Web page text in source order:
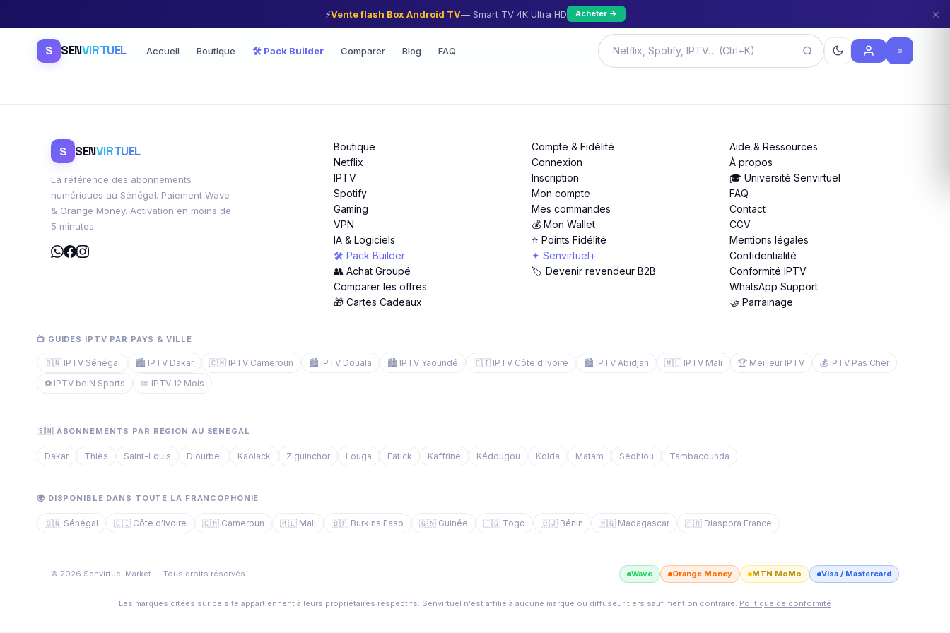
⚡Vente flash Box Android TV— Smart TV 4K Ultra HD Acheter → ×
S SENVIRTUEL Accueil Boutique 🛠️ Pack Builder Comparer Blog FAQ
S SENVIRTUEL
La référence des abonnements
numériques au Sénégal. Paiement Wave
& Orange Money. Activation en moins de
5 minutes.
Boutique
Netflix
IPTV
Spotify
Gaming
VPN
IA & Logiciels
🛠️ Pack Builder
👥 Achat Groupé
Comparer les offres
🎁 Cartes Cadeaux
Compte & Fidélité
Connexion
Inscription
Mon compte
Mes commandes
💰 Mon Wallet
⭐ Points Fidélité
✦ Senvirtuel+
🏷️ Devenir revendeur B2B
Aide & Ressources
À propos
🎓 Université Senvirtuel
FAQ
Contact
CGV
Mentions légales
Confidentialité
Conformité IPTV
WhatsApp Support
🤝 Parrainage
📺 GUIDES IPTV PAR PAYS & VILLE
🇸🇳 IPTV Sénégal 🏙️ IPTV Dakar 🇨🇲 IPTV Cameroun 🏙️ IPTV Douala 🏙️ IPTV Yaoundé 🇨🇮 IPTV Côte d'Ivoire 🏙️ IPTV Abidjan 🇲🇱 IPTV Mali 🏆 Meilleur IPTV
💰 IPTV Pas Cher
⚽ IPTV beIN Sports
📅 IPTV 12 Mois
🇸🇳 ABONNEMENTS PAR RÉGION AU SÉNÉGAL
Dakar Thiès Saint-Louis Diourbel Kaolack Ziguinchor Louga Fatick Kaffrine Kédougou Kolda Matam Sédhiou Tambacounda
🌍 DISPONIBLE DANS TOUTE LA FRANCOPHONIE
🇸🇳 Sénégal 🇨🇮 Côte d'Ivoire 🇨🇲 Cameroun 🇲🇱 Mali 🇧🇫 Burkina Faso 🇬🇳 Guinée 🇹🇬 Togo 🇧🇯 Bénin 🇲🇬 Madagascar 🇫🇷 Diaspora France
© 2026 Senvirtuel Market — Tous droits réservés Wave Orange Money MTN MoMo Visa / Mastercard
Les marques citées sur ce site appartiennent à leurs propriétaires respectifs. Senvirtuel n'est affilié à aucune marque ou diffuseur tiers sauf mention contraire. Politique de conformité